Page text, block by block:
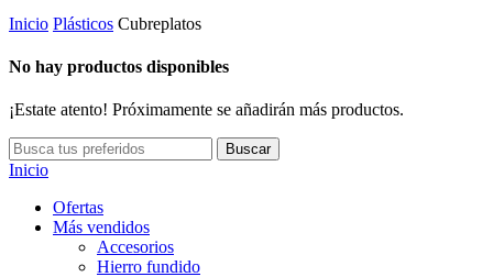
Inicio Plásticos Cubreplatos
No hay productos disponibles
¡Estate atento! Próximamente se añadirán más productos.
Buscar
Inicio
Ofertas
Más vendidos
Accesorios
Hierro fundido